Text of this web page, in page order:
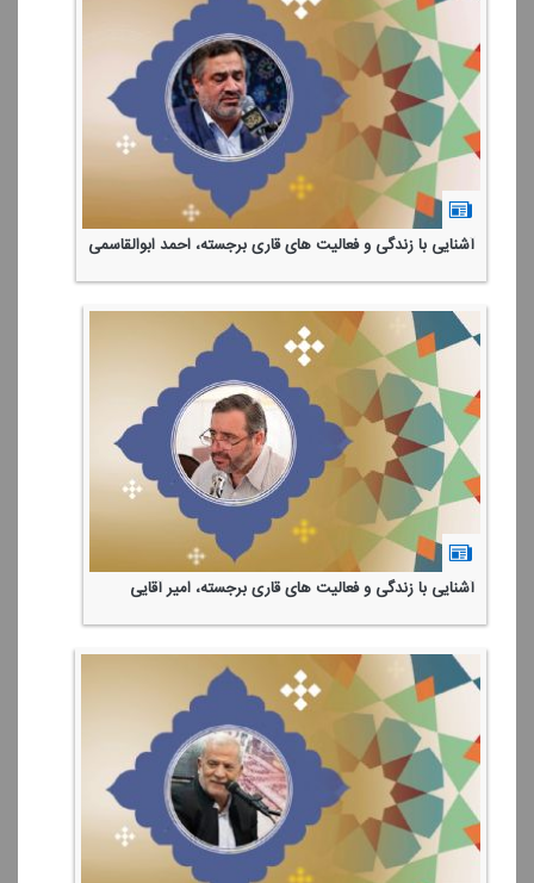
آشنایی با زندگی و فعالیت های قاری برجسته، احمد ابوالقاسمی
آشنایی با زندگی و فعالیت های قاری برجسته، امیر آقایی